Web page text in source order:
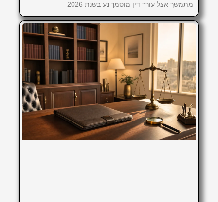
מתמשך אצל עורך דין מוסמך נע בשנת 2026